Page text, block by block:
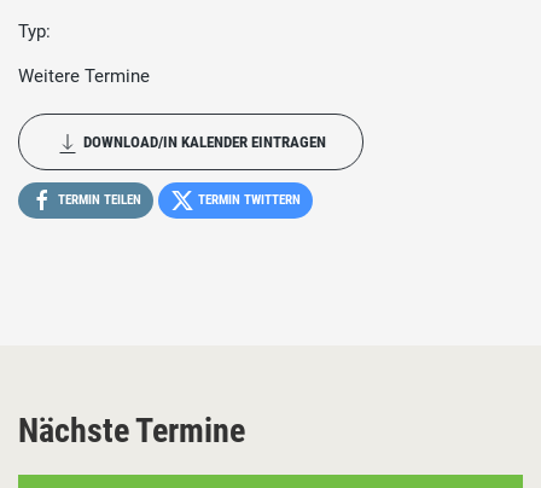
Typ:
Weitere Termine
DOWNLOAD/IN KALENDER EINTRAGEN
TERMIN TEILEN TERMIN TWITTERN
Nächste Termine